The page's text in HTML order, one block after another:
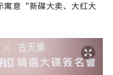
寓意“新碟大卖、大红大